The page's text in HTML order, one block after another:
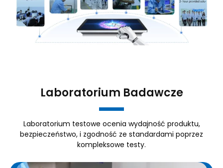
Laboratorium Badawcze
Laboratorium testowe ocenia wydajność produktu,
bezpieczeństwo, i zgodność ze standardami poprzez
kompleksowe testy.